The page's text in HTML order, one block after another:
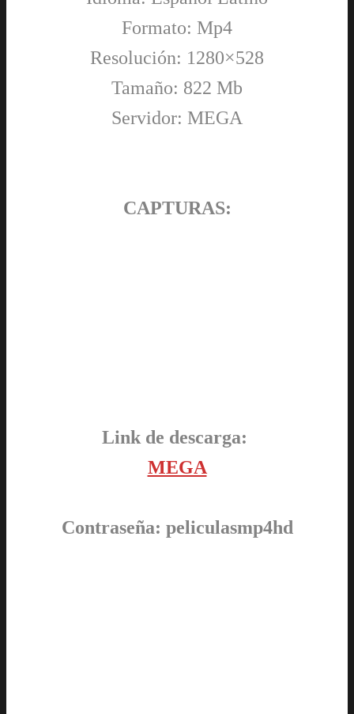
Formato: Mp4
Resolución: 1280×528
Tamaño: 822 Mb
Servidor: MEGA
CAPTURAS:
Link de descarga:
MEGA
Contraseña: peliculasmp4hd